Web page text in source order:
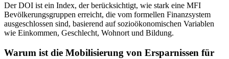
Der DOI ist ein Index, der berücksichtigt, wie stark eine MFI
Bevölkerungsgruppen erreicht, die vom formellen Finanzsystem
ausgeschlossen sind, basierend auf sozioökonomischen Variablen
wie Einkommen, Geschlecht, Wohnort und Bildung.
Warum ist die Mobilisierung von Ersparnissen für